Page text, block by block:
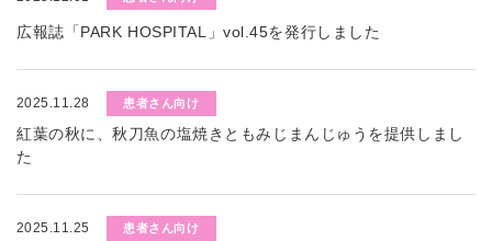
広報誌「PARK HOSPITAL」vol.45を発行しました
2025.11.28 患者さん向け
紅葉の秋に、秋刀魚の塩焼きともみじまんじゅうを提供しまし
た
2025.11.25 患者さん向け